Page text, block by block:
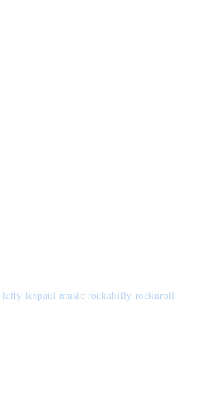
lefty lespaul music rockabilly rocknroll